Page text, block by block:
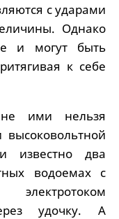
с ударами
Однако
и могут быть
к себе
ими нельзя
известно два
водоемах с
удочку. А